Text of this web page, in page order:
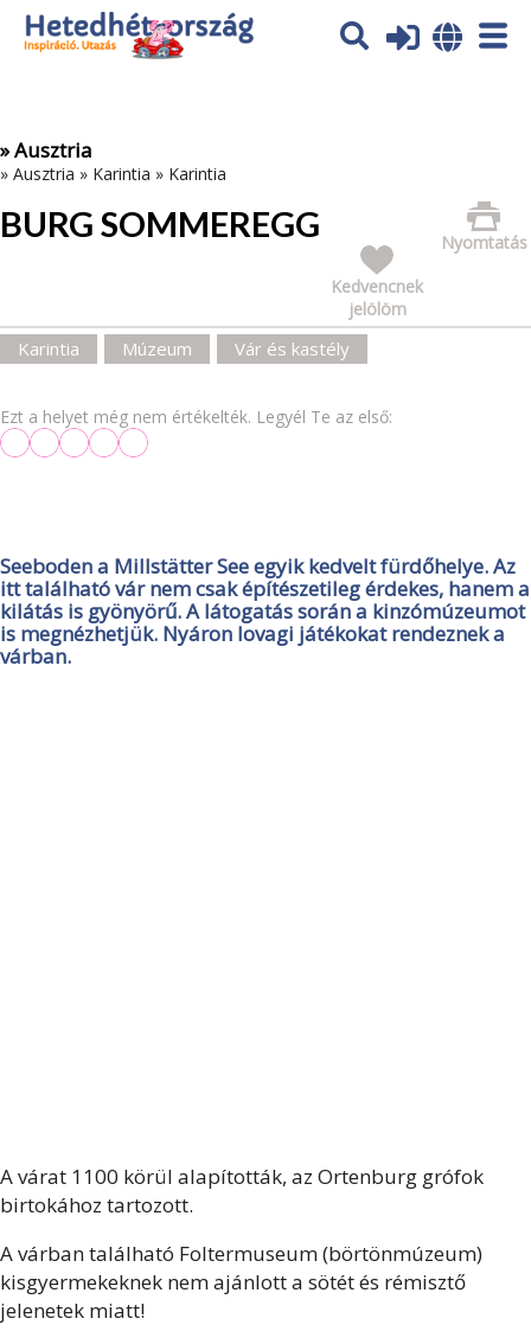
Az oldal sütiket (cookies) használ. További tájékoztatás itt:
Adatvédelmi tájékoztató
» Ausztria
» Ausztria » Karintia » Karintia
BURG SOMMEREGG
Nyomtatás
Kedvencnek
jelölöm
Karintia Múzeum Vár és kastély
Ezt a helyet még nem értékelték. Legyél Te az első:
Seeboden a Millstätter See egyik kedvelt fürdőhelye. Az
itt található vár nem csak építészetileg érdekes, hanem a
kilátás is gyönyörű. A látogatás során a kinzómúzeumot
is megnézhetjük. Nyáron lovagi játékokat rendeznek a
várban.
A várat 1100 körül alapították, az Ortenburg grófok
birtokához tartozott.
A várban található Foltermuseum (börtönmúzeum)
kisgyermekeknek nem ajánlott a sötét és rémisztő
jelenetek miatt!